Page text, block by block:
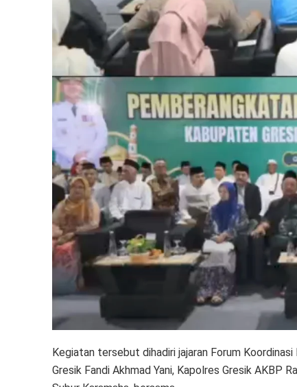
Kegiatan tersebut dihadiri jajaran Forum
Gresik Fandi Akhmad Yani, Kapolres Gresik AKBP